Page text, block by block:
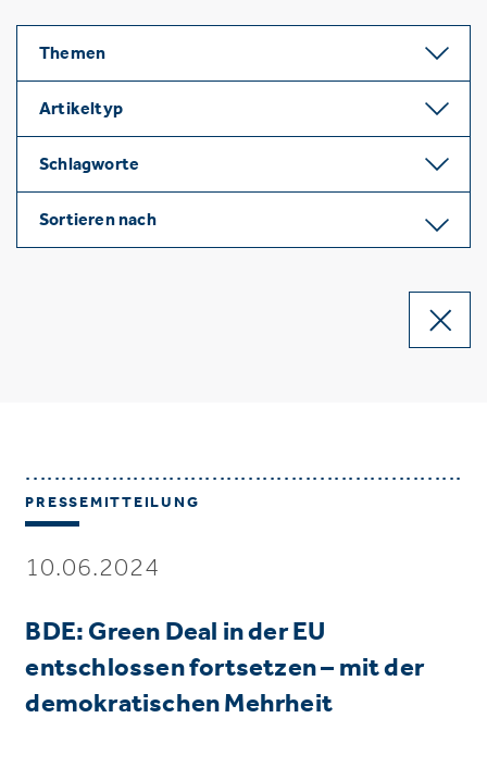
Themen
Artikeltyp
Schlagworte
Sortieren nach
PRESSEMITTEILUNG
10.06.2024
BDE: Green Deal in der EU
entschlossen fortsetzen – mit der
demokratischen Mehrheit